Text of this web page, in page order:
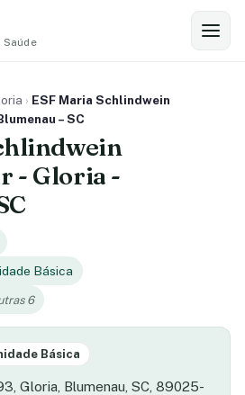
Saúde
› ESF Maria Schlindwein
– SC
- Gloria -
Básica
6
Básica
Gloria, Blumenau, SC, 89025-